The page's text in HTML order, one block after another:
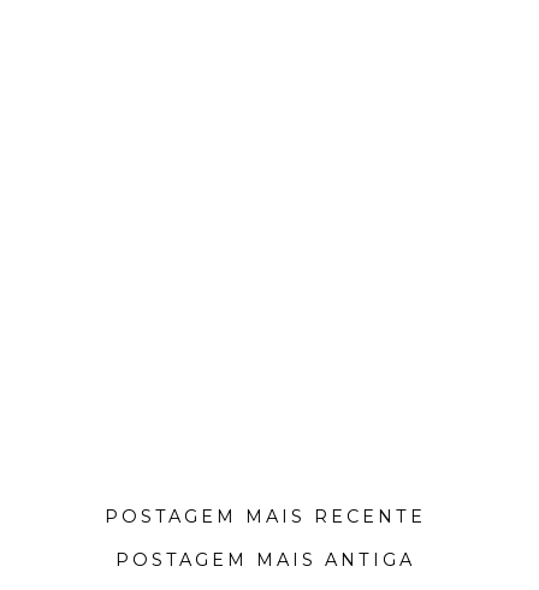
POSTAGEM MAIS RECENTE
POSTAGEM MAIS ANTIGA